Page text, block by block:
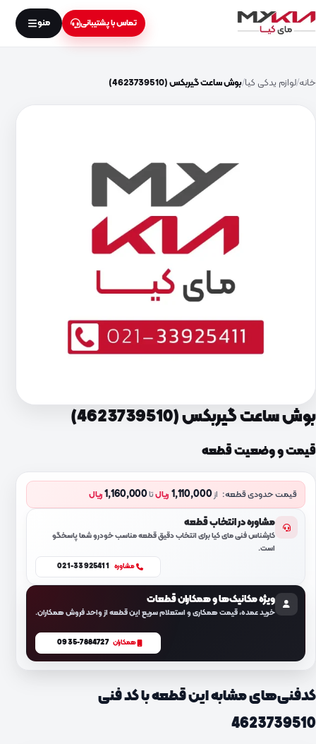
تماس با پشتیبانی منو
خانه لوازم یدکی کیا بوش ساعت گیربکس (4623739510)
بوش ساعت گیربکس (4623739510)
قیمت و وضعیت قطعه
قیمت حدودی قطعه: از1,110,000 ریالتا1,160,000 ریال
مشاوره در انتخاب قطعه
کارشناس فنی مای کیا برای انتخاب دقیق قطعه مناسب خودرو شما پاسخگو
است.
مشاوره 021-33925411
ویژه مکانیک‌ها و همکاران قطعات
خرید عمده، قیمت همکاری و استعلام سریع این قطعه از واحد فروش همکاران.
همکاران 0935-7884727
کدفنی‌های مشابه این قطعه با کد فنی
4623739510